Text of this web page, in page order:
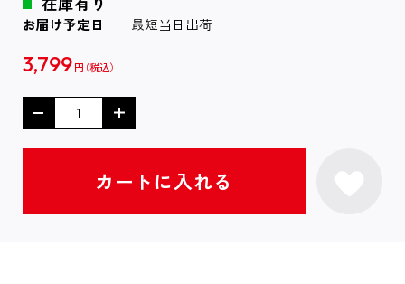
お届け予定日 最短当日出荷
3,799 円